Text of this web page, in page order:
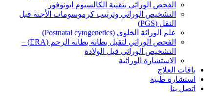
الفحص الوراثي بتقنية الكالسيوم ايونوفور
التشخيص الوراثي وترتيب كرموسومات الأجنة قبل
النقل (PGS)
علم الوراثة الخلوي (Postnatal cytogenetics)
الفحص الوراثي لتقبل بطانة بطانة الرحم (ERA) –
التشخيص الوراثي قبل الولادة
الاستشارة الوراثية
باقات العلاج
استشارة طبية
اتصل بنا